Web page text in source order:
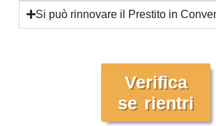
Si può rinnovare il Prestito in
Verifica
se rientri